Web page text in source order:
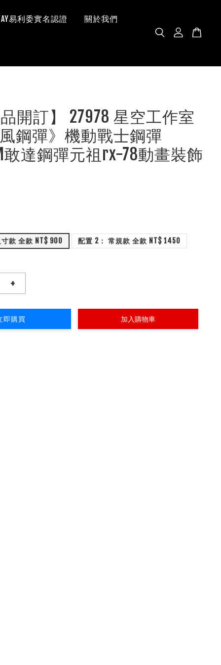
易利委實名認證 關於我們
開訂】 27978 星空工作室
風鋼彈》機動戰士鋼彈
敢達鋼彈元祖rx-78動畫裝飾
款 全款 NT$ 900
配置 2： 常規款 全款 NT$ 1450
+
即購買 加入購物車